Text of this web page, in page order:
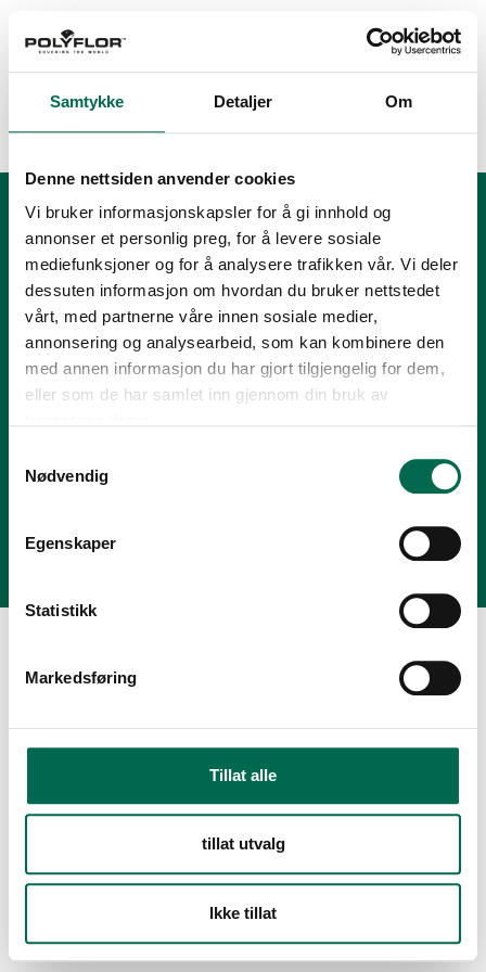
Samtykke Detaljer Om
Denne nettsiden anvender cookies
Vi bruker informasjonskapsler for å gi innhold og
annonser et personlig preg, for å levere sosiale
mediefunksjoner og for å analysere trafikken vår. Vi deler
dessuten informasjon om hvordan du bruker nettstedet
vårt, med partnerne våre innen sosiale medier,
annonsering og analysearbeid, som kan kombinere den
med annen informasjon du har gjort tilgjengelig for dem,
eller som de har samlet inn gjennom din bruk av
Nødvendig
Egenskaper
Statistikk
Markedsføring
Tillat alle
tillat utvalg
Ikke tillat
Floor Score
Tlf.: +47 23 00 84 00
firmapost@polyflor.no